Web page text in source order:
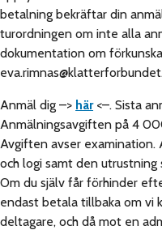
betalning bekräftar din
turordningen om inte alla
dokumentation om
Anmäl dig –> här<–. Sista
Anmälningsavgiften på 4
Avgiften avser examination.
och logi samt den
Om du själv får förhinder
endast betala tillbaka om vi
deltagare, och då mot en